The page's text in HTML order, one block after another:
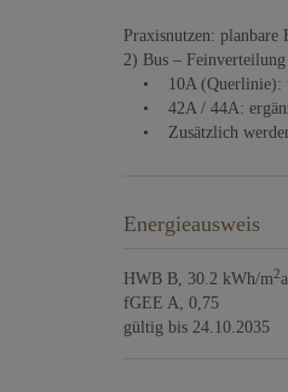
Praxisnutzen:
2) Bus –
• 10A (Querlinie):
• 42A / 44A:
• Zusätzlich werden
Energieausweis
HWB B, 30.2 kWh/m2a
fGEE A, 0,75
gültig bis 24.10.2035